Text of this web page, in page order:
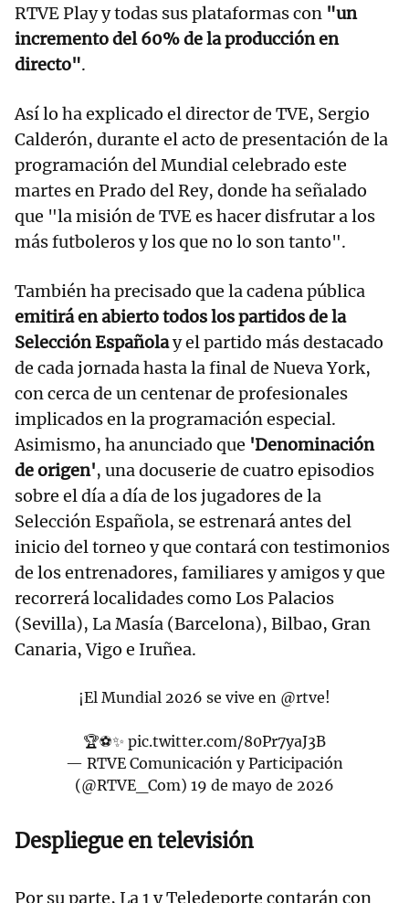
RTVE Play y todas sus plataformas con "un
incremento del 60% de la producción en
directo".
Así lo ha explicado el director de TVE, Sergio
Calderón, durante el acto de presentación de la
programación del Mundial celebrado este
martes en Prado del Rey, donde ha señalado
que "la misión de TVE es hacer disfrutar a los
más futboleros y los que no lo son tanto".
También ha precisado que la cadena pública
emitirá en abierto todos los partidos de la
Selección Españolay el partido más destacado
de cada jornada hasta la final de Nueva York,
con cerca de un centenar de profesionales
implicados en la programación especial.
Asimismo, ha anunciado que 'Denominación
de origen', una docuserie de cuatro episodios
sobre el día a día de los jugadores de la
Selección Española, se estrenará antes del
inicio del torneo y que contará con testimonios
de los entrenadores, familiares y amigos y que
recorrerá localidades como Los Palacios
(Sevilla), La Masía (Barcelona), Bilbao, Gran
Canaria, Vigo e Iruñea.
¡El Mundial 2026 se vive en @rtve!
🏆⚽✨ pic.twitter.com/80Pr7yaJ3B
— RTVE Comunicación y Participación
(@RTVE_Com) 19 de mayo de 2026
Despliegue en televisión
Por su parte, La 1 y Teledeporte contarán con